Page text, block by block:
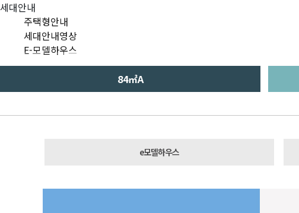
세대안내
주택형안내
세대안내영상
E-모델하우스
84㎡A
e모델하우스